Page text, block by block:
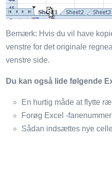
Bemærk: Hvis du vil have
venstre for det originale
venstre side.
Du kan også lide følgende
En hurtig måde at flytte
Forøg Excel -
Sådan indsættes nye